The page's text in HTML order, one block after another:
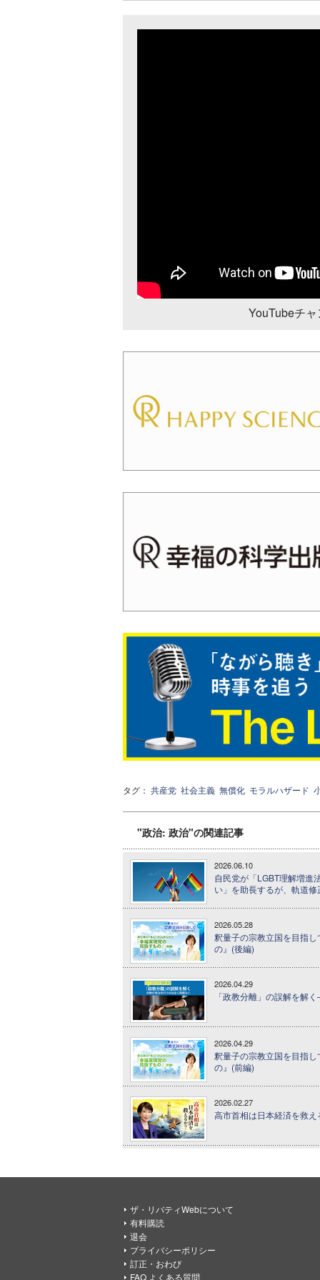
YouTubeチ
タグ： 共産党 社会主義 無償化 モラルハザード
"政治: 政治"の関連記事
2026.06.10
自民党が「LGBT理解増進
い」を助長するが、軌道
2026.05.28
釈量子の宗教立国を目指
の』(後編)
2026.04.29
「政教分離」の誤解を解
2026.04.29
釈量子の宗教立国を目指
の』(前編)
2026.02.27
高市首相は日本経済を救
ザ・リバティWebについて
有料購読
退会
プライバシーポリシー
訂正・おわび
FAQ よくある質問